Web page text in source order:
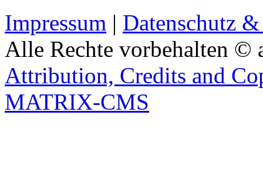
Impressum | Datenschutz
Alle Rechte vorbehalten ©
Attribution, Credits and
MATRIX-CMS